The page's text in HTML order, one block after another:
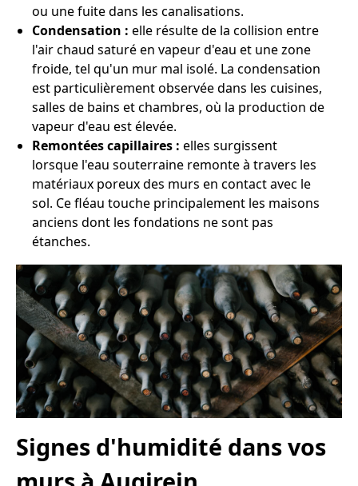
ou une fuite dans les canalisations.
Condensation : elle résulte de la collision entre
l'air chaud saturé en vapeur d'eau et une zone
froide, tel qu'un mur mal isolé. La condensation
est particulièrement observée dans les cuisines,
salles de bains et chambres, où la production de
vapeur d'eau est élevée.
Remontées capillaires : elles surgissent
lorsque l'eau souterraine remonte à travers les
matériaux poreux des murs en contact avec le
sol. Ce fléau touche principalement les maisons
anciens dont les fondations ne sont pas
étanches.
Signes d'humidité dans vos